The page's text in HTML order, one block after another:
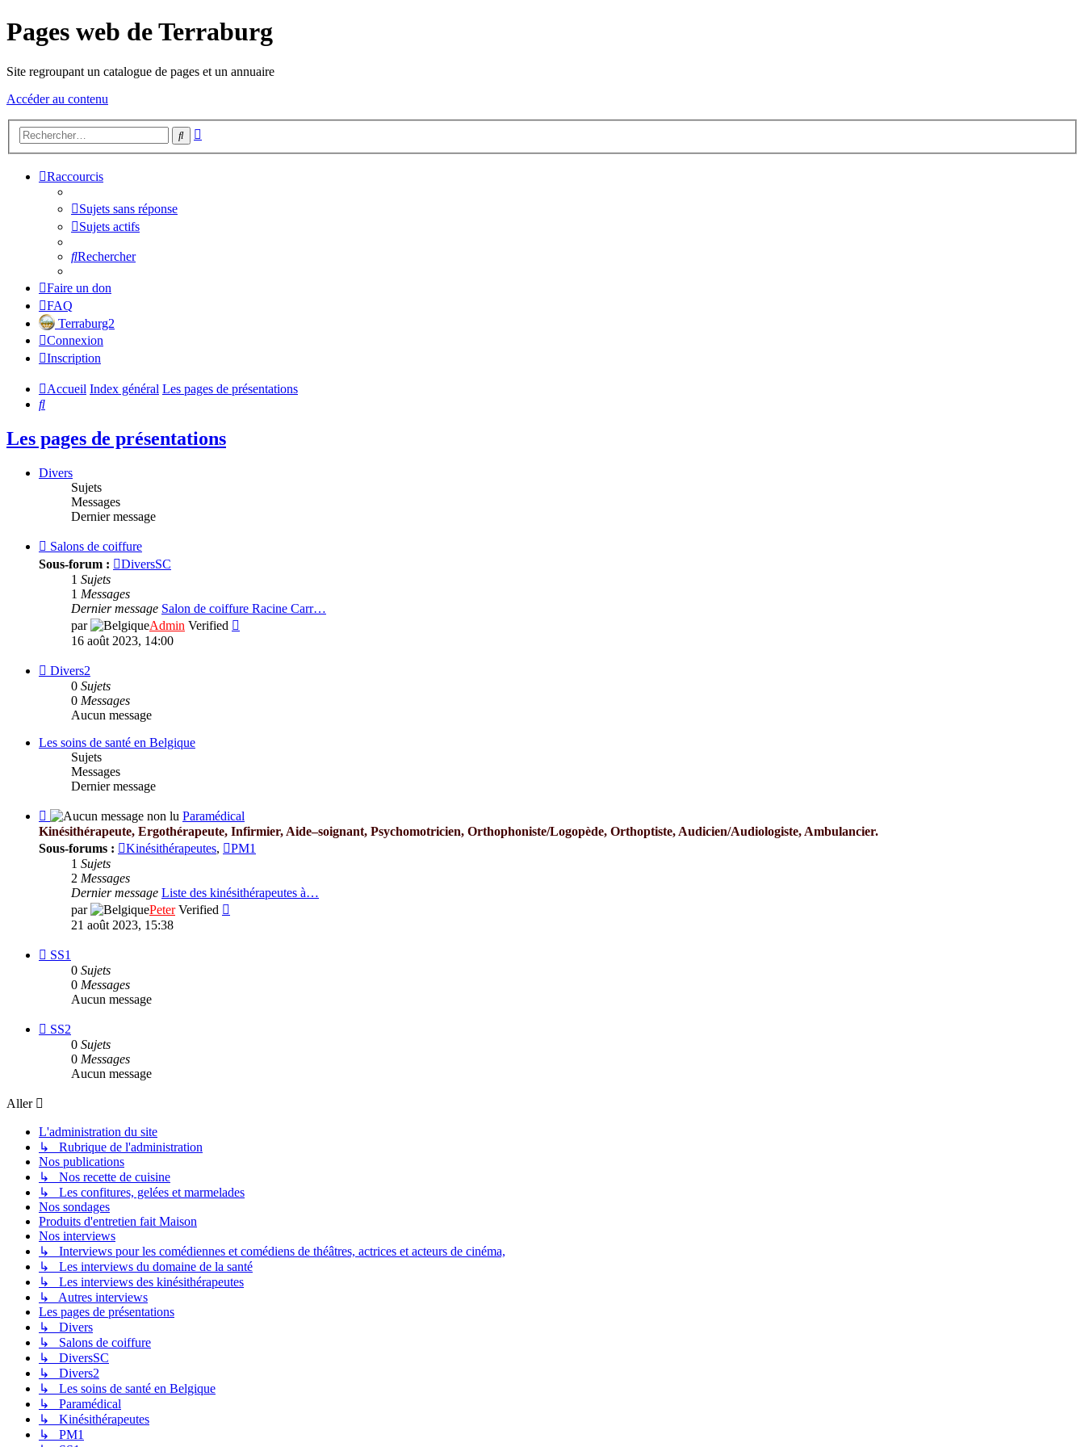
Pages web de Terraburg
Site regroupant un catalogue de pages et un annuaire
Accéder au contenu
Rechercher
Raccourcis
Sujets sans réponse
Sujets actifs
Rechercher
Faire un don
FAQ
Terraburg2
Connexion
Inscription
Accueil Index général Les pages de présentations
Rechercher
Les pages de présentations
Divers
Sujets
Messages
Dernier message
Flux
Salons
coiffure
Salons de coiffure
Sous-forum :
DiversSC
1 Sujets
1 Messages
Dernier message Salon de coiffure Racine Carr…
par
Admin Verified
16 août 2023, 14:00
Flux
Divers2
Divers2
0 Sujets
0 Messages
Aucun message
Les soins de santé en Belgique
Sujets
Messages
Dernier message
Flux
-
Paramédical
Paramédical
Kinésithérapeute, Ergothérapeute, Infirmier, Aide–soignant, Psychomotricien, Orthophoniste/Logopède, Orthoptiste, Audicien/Audiologiste, Ambulancier.
Sous-forums :
Kinésithérapeutes,
PM1
1 Sujets
2 Messages
Dernier message Liste des kinésithérapeutes à…
par
Peter Verified
21 août 2023, 15:38
Flux
SS1
0 Sujets
0 Messages
Aucun message
Flux
SS2
0 Sujets
0 Messages
Aucun message
Aller
L'administration du site
↳ Rubrique de l'administration
Nos publications
↳ Nos recette de cuisine
↳ Les confitures, gelées et marmelades
Nos sondages
Produits d'entretien fait Maison
Nos interviews
↳ Interviews pour les comédiennes et comédiens de théâtres, actrices et acteurs de cinéma,
↳ Les interviews du domaine de la santé
↳ Les interviews des kinésithérapeutes
↳ Autres interviews
Les pages de présentations
↳ Divers
↳ Salons de coiffure
↳ DiversSC
↳ Divers2
↳ Les soins de santé en Belgique
↳ Paramédical
↳ Kinésithérapeutes
↳ PM1